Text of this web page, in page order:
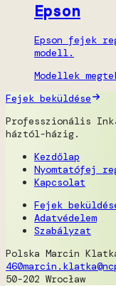
Epson
Epson fejek
modell.
Modellek
Fejek beküldése
Professzionális
háztól-házig.
Kezdőlap
Nyomtatófej
Kapcsolat
Fejek
Adatvédelem
Szabályzat
Polska Marcin
460
50-202 Wrocław